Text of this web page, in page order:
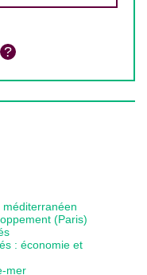
(Paris)
: économie et
mer